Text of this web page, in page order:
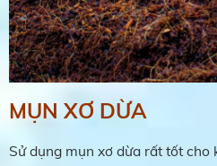
MỤN XƠ DỪA
Sử dụng mụn xơ dừa rất tốt cho